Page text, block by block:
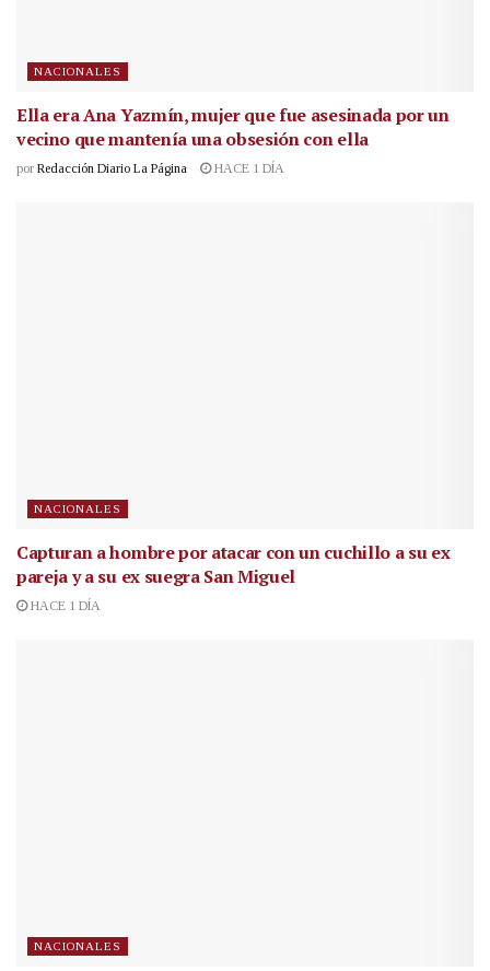
NACIONALES
Ella era Ana Yazmín, mujer que fue asesinada por un
vecino que mantenía una obsesión con ella
por Redacción Diario La Página HACE 1 DÍA
NACIONALES
Capturan a hombre por atacar con un cuchillo a su ex
pareja y a su ex suegra San Miguel
HACE 1 DÍA
NACIONALES